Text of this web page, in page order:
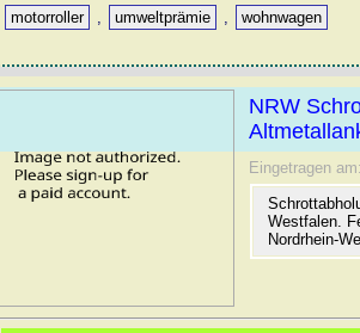
motorroller , umweltprämie , wohnwagen
NRW
Eingetragen
Westfalen.
Nordrhein-